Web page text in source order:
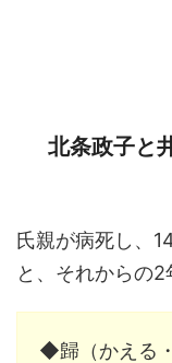
北条政子と
氏親が病死し、
と、それからの
◆歸（かえる